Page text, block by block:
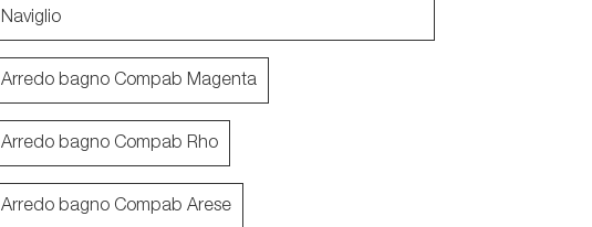
BIK BK02
Naviglio
Arredo bagno Compab Magenta
Arredo bagno Compab Rho
Arredo bagno Compab Arese